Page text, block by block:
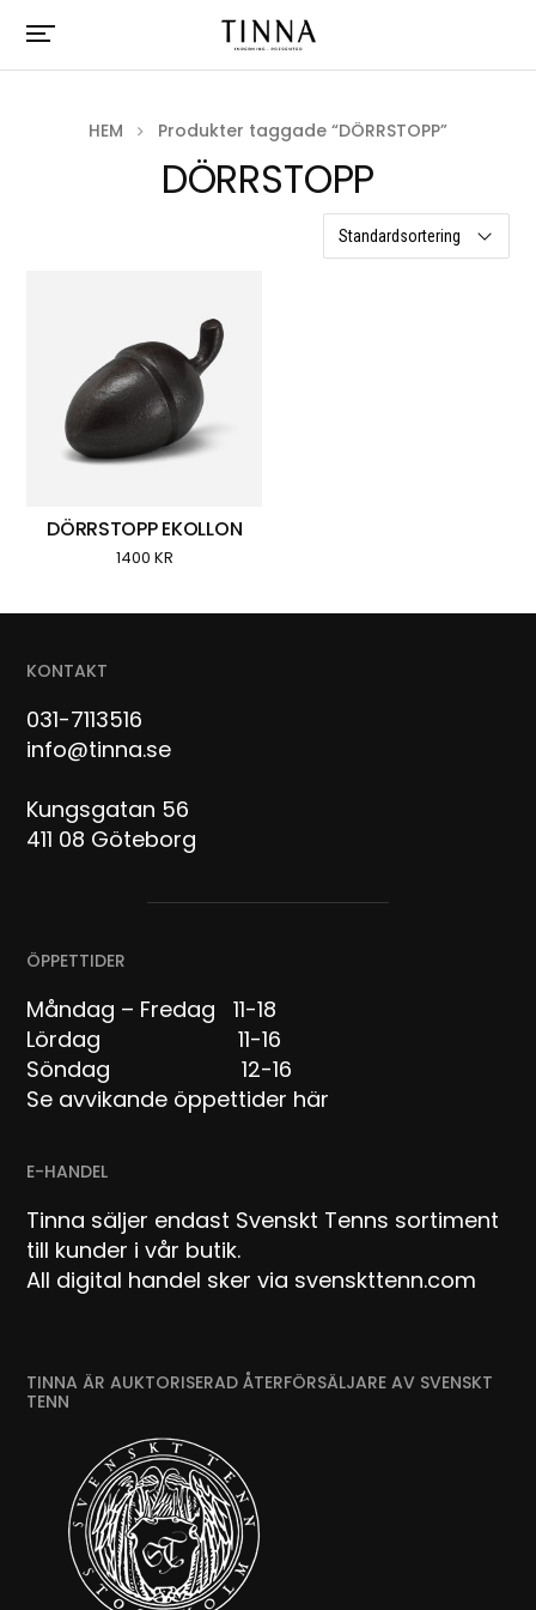
HEM Produkter taggade “DÖRRSTOPP”
DÖRRSTOPP
DÖRRSTOPP EKOLLON
1400 KR
KONTAKT
031-7113516
info@tinna.se
Kungsgatan 56
411 08 Göteborg
ÖPPETTIDER
Måndag – Fredag 11-18
Lördag 11-16
Söndag 12-16
Se avvikande öppettider här
E-HANDEL
Tinna säljer endast Svenskt Tenns sortiment
till kunder i vår butik.
All digital handel sker via svenskttenn.com
TINNA ÄR AUKTORISERAD ÅTERFÖRSÄLJARE AV SVENSKT
TENN